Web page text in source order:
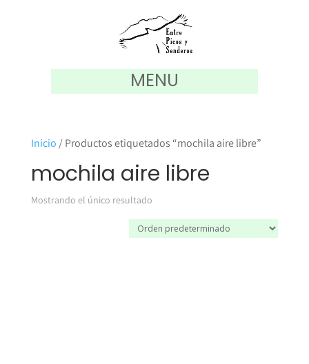
MENU
Inicio / Productos etiquetados “mochila aire libre”
mochila aire libre
Mostrando el único resultado